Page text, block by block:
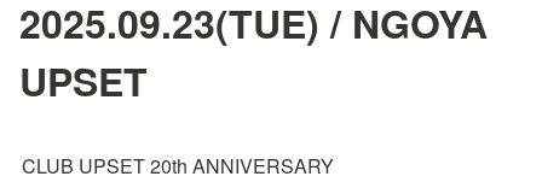
2025.09.23(TUE) / NGOYA
UPSET
CLUB UPSET 20th ANNIVERSARY